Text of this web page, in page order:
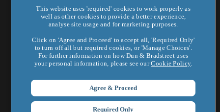
This website uses 'required' cookies to work properly as
well as other cookies to provide a better experience,
analyse site usage and for marketing purposes.
Click on 'Agree and Proceed' to accept all, 'Required Only'
to turn off all but required cookies, or 'Manage Choices'.
For further information on how Dun & Bradstreet uses
your personal information, please see ourCookie Policy.
Agree & Proceed
Required Only
關於鄧白氏
鄧白氏全球集團
企業新聞
新知洞察